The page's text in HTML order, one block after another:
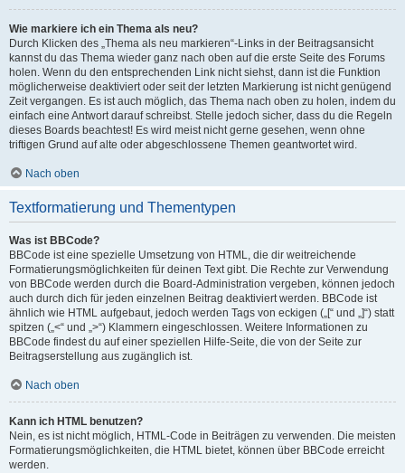
Wie markiere ich ein Thema als neu?
Durch Klicken des „Thema als neu markieren“-Links in der Beitragsansicht
kannst du das Thema wieder ganz nach oben auf die erste Seite des Forums
holen. Wenn du den entsprechenden Link nicht siehst, dann ist die Funktion
möglicherweise deaktiviert oder seit der letzten Markierung ist nicht genügend
Zeit vergangen. Es ist auch möglich, das Thema nach oben zu holen, indem du
einfach eine Antwort darauf schreibst. Stelle jedoch sicher, dass du die Regeln
dieses Boards beachtest! Es wird meist nicht gerne gesehen, wenn ohne
triftigen Grund auf alte oder abgeschlossene Themen geantwortet wird.
Nach oben
Textformatierung und Thementypen
Was ist BBCode?
BBCode ist eine spezielle Umsetzung von HTML, die dir weitreichende
Formatierungsmöglichkeiten für deinen Text gibt. Die Rechte zur Verwendung
von BBCode werden durch die Board-Administration vergeben, können jedoch
auch durch dich für jeden einzelnen Beitrag deaktiviert werden. BBCode ist
ähnlich wie HTML aufgebaut, jedoch werden Tags von eckigen („[“ und „]“) statt
spitzen („<“ und „>“) Klammern eingeschlossen. Weitere Informationen zu
BBCode findest du auf einer speziellen Hilfe-Seite, die von der Seite zur
Beitragserstellung aus zugänglich ist.
Nach oben
Kann ich HTML benutzen?
Nein, es ist nicht möglich, HTML-Code in Beiträgen zu verwenden. Die meisten
Formatierungsmöglichkeiten, die HTML bietet, können über BBCode erreicht
werden.